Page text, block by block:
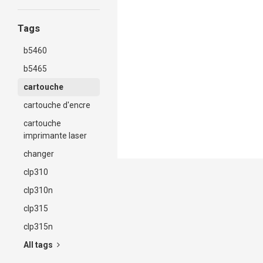
Tags
b5460
b5465
cartouche
cartouche d'encre
cartouche
imprimante laser
changer
clp310
clp310n
clp315
clp315n
All tags